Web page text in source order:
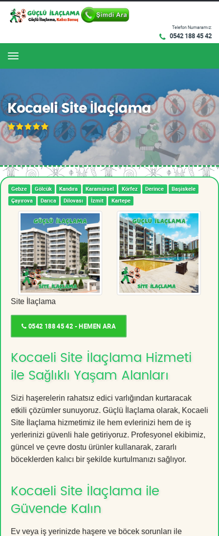
Telefon Numaramız:
0542 188 45 42
Menu
Kocaeli Site İlaçlama
Gebze Gölcük Kandıra Karamürsel Körfez Derince
Başiskele
Çayırova
Darıca Dilovası İzmit Kartepe
Site İlaçlama
0542 188 45 42 - HEMEN ARA
Kocaeli Site İlaçlama Hizmeti
ile Sağlıklı Yaşam Alanları
Sizi haşerelerin rahatsız edici varlığından kurtaracak
etkili çözümler sunuyoruz. Güçlü İlaçlama olarak, Kocaeli
Site İlaçlama hizmetimiz ile hem evlerinizi hem de iş
yerlerinizi güvenli hale getiriyoruz. Profesyonel ekibimiz,
güncel ve çevre dostu ürünler kullanarak, zararlı
böceklerden kalıcı bir şekilde kurtulmanızı sağlıyor.
Kocaeli Site İlaçlama ile
Güvende Kalın
Ev veya iş yerinizde haşere ve böcek sorunları ile